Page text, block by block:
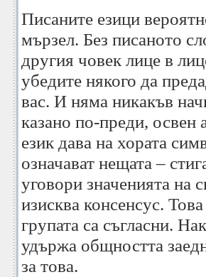
Писаните езици
мързел. Без писаното
другия човек лице в
убедите някого да
вас. И няма никакъв
казано по-преди, освен
език дава на хората
означават нещата –
уговори значенията на
изисква консенсус.
групата са съгласни.
удържа общността
за това.